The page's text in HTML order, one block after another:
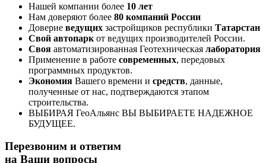
Нашей компании более 10 лет
Нам доверяют более 80 компаний России
Доверие ведущих застройщиков республики Татарстан
Свой автопарк от ведущих производителей России.
Своя автоматизированная Геотехническая лаборатория
Применение в работе современных, передовых
программных продуктов.
Экономия Вашего времени и средств, данные,
полученные от нас, подтверждаются этапом
строительства.
ВЫБИРАЯ ГеоАльянс ВЫ ВЫБИРАЕТЕ НАДЕЖНОЕ
БУДУЩЕЕ.
Перезвоним и ответим
на Ваши вопросы